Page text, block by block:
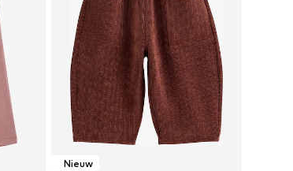
Nieuw